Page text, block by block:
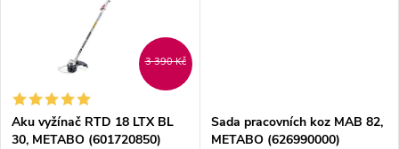
ů
ů
3 390 Kč
Aku vyžínač RTD 18 LTX BL
30, METABO (601720850)
Sada pracovních koz MAB 82,
METABO (626990000)